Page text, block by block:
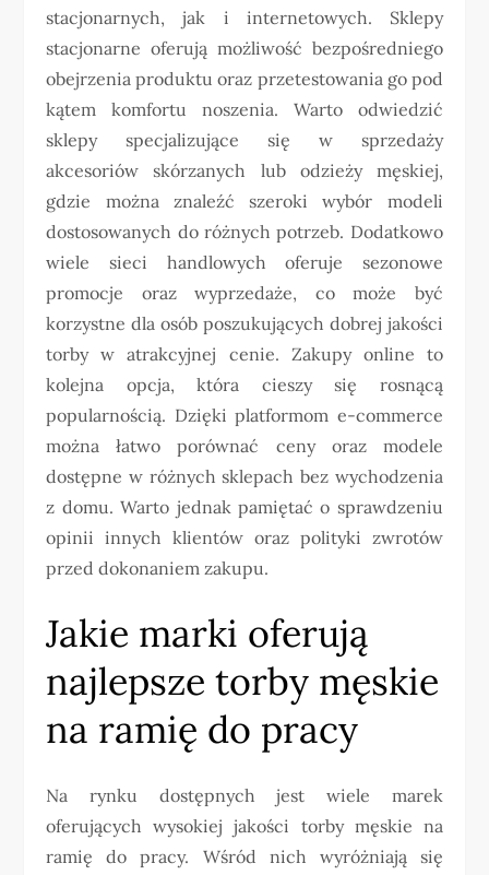
stacjonarnych, jak i internetowych. Sklepy
stacjonarne oferują możliwość bezpośredniego
obejrzenia produktu oraz przetestowania go pod
kątem komfortu noszenia. Warto odwiedzić
sklepy specjalizujące się w sprzedaży
akcesoriów skórzanych lub odzieży męskiej,
gdzie można znaleźć szeroki wybór modeli
dostosowanych do różnych potrzeb. Dodatkowo
wiele sieci handlowych oferuje sezonowe
promocje oraz wyprzedaże, co może być
korzystne dla osób poszukujących dobrej jakości
torby w atrakcyjnej cenie. Zakupy online to
kolejna opcja, która cieszy się rosnącą
popularnością. Dzięki platformom e-commerce
można łatwo porównać ceny oraz modele
dostępne w różnych sklepach bez wychodzenia
z domu. Warto jednak pamiętać o sprawdzeniu
opinii innych klientów oraz polityki zwrotów
przed dokonaniem zakupu.
Jakie marki oferują
najlepsze torby męskie
na ramię do pracy
Na rynku dostępnych jest wiele marek
oferujących wysokiej jakości torby męskie na
ramię do pracy. Wśród nich wyróżniają się